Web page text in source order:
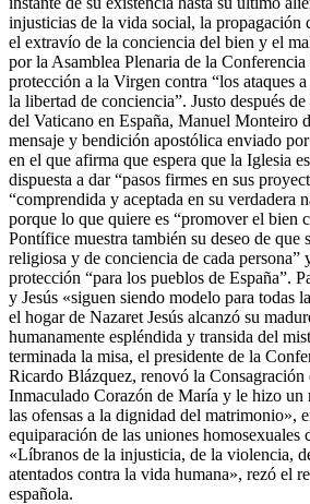
injusticias de la vida social, la propagación
el extravío de la conciencia del bien y el
por la Asamblea Plenaria de la
protección a la Virgen contra “los ataques
la libertad de conciencia”. Justo después
del Vaticano en España, Manuel Monteiro
mensaje y bendición apostólica enviado
en el que afirma que espera que la Iglesia
dispuesta a dar “pasos firmes en sus
“comprendida y aceptada en su verdadera
porque lo que quiere es “promover el bien
Pontífice muestra también su deseo de que
religiosa y de conciencia de cada persona”
protección “para los pueblos de España”.
y Jesús «siguen siendo modelo para todas
el hogar de Nazaret Jesús alcanzó su
humanamente espléndida y transida del
terminada la misa, el presidente de la
Ricardo Blázquez, renovó la Consagración
Inmaculado Corazón de María y le hizo un
las ofensas a la dignidad del matrimonio»,
equiparación de las uniones homosexuales
«Líbranos de la injusticia, de la violencia,
atentados contra la vida humana», rezó el
española.